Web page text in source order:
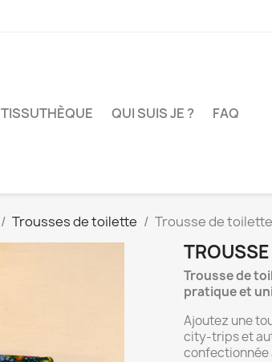
TISSUTHÈQUE QUI SUIS JE ? FAQ
Trousses de toilette Trousse de
Trousse de
pratique et
Ajoutez une
city-trips et
confectionnée